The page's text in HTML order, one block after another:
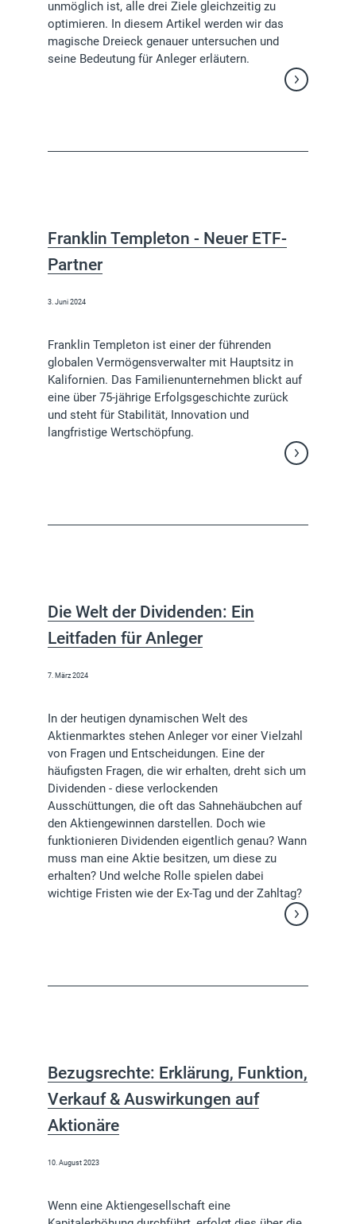
unmöglich ist, alle drei Ziele gleichzeitig zu
optimieren. In diesem Artikel werden wir das
magische Dreieck genauer untersuchen und
seine Bedeutung für Anleger erläutern.
Weiterlesen
Franklin Templeton - Neuer ETF-
Partner
3. Juni 2024
Franklin Templeton ist einer der führenden
globalen Vermögensverwalter mit Hauptsitz in
Kalifornien. Das Familienunternehmen blickt auf
eine über 75-jährige Erfolgsgeschichte zurück
und steht für Stabilität, Innovation und
langfristige Wertschöpfung.
Weiterlesen
Die Welt der Dividenden: Ein
Leitfaden für Anleger
7. März 2024
In der heutigen dynamischen Welt des
Aktienmarktes stehen Anleger vor einer Vielzahl
von Fragen und Entscheidungen. Eine der
häufigsten Fragen, die wir erhalten, dreht sich um
Dividenden - diese verlockenden
Ausschüttungen, die oft das Sahnehäubchen auf
den Aktiengewinnen darstellen. Doch wie
funktionieren Dividenden eigentlich genau? Wann
muss man eine Aktie besitzen, um diese zu
erhalten? Und welche Rolle spielen dabei
wichtige Fristen wie der Ex-Tag und der Zahltag?
Weiterlesen
Bezugsrechte: Erklärung, Funktion,
Verkauf & Auswirkungen auf
Aktionäre
10. August 2023
Wenn eine Aktiengesellschaft eine